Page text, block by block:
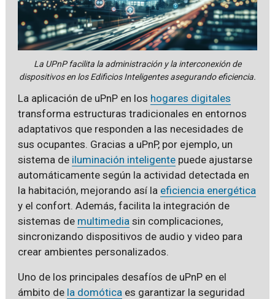
La UPnP facilita la administración y la interconexión de
dispositivos en los Edificios Inteligentes asegurando eficiencia.
La aplicación de uPnP en los hogares digitales
transforma estructuras tradicionales en entornos
adaptativos que responden a las necesidades de
sus ocupantes. Gracias a uPnP, por ejemplo, un
sistema de iluminación inteligentepuede ajustarse
automáticamente según la actividad detectada en
la habitación, mejorando así la eficiencia energética
y el confort. Además, facilita la integración de
sistemas de multimedia sin complicaciones,
sincronizando dispositivos de audio y video para
crear ambientes personalizados.
Uno de los principales desafíos de uPnP en el
ámbito de la domótica es garantizar la seguridad